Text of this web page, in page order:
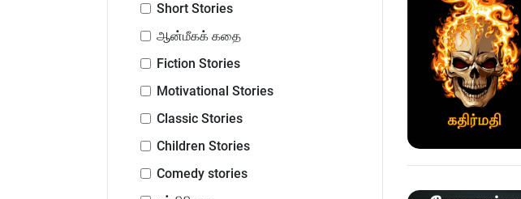
Short Stories
ஆன்மீகக் கதை
Fiction Stories
Motivational Stories
Classic Stories
Children Stories
Comedy stories